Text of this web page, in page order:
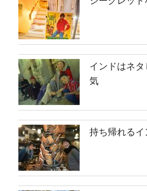
インドはネ
気
持ち帰れるイ